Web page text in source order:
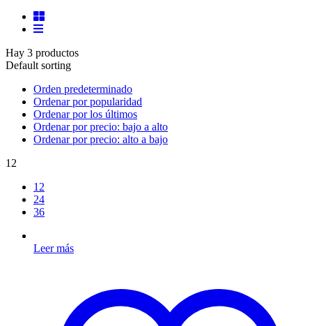
Hay 3 productos
Default sorting
Orden predeterminado
Ordenar por popularidad
Ordenar por los últimos
Ordenar por precio: bajo a alto
Ordenar por precio: alto a bajo
12
12
24
36
Leer más